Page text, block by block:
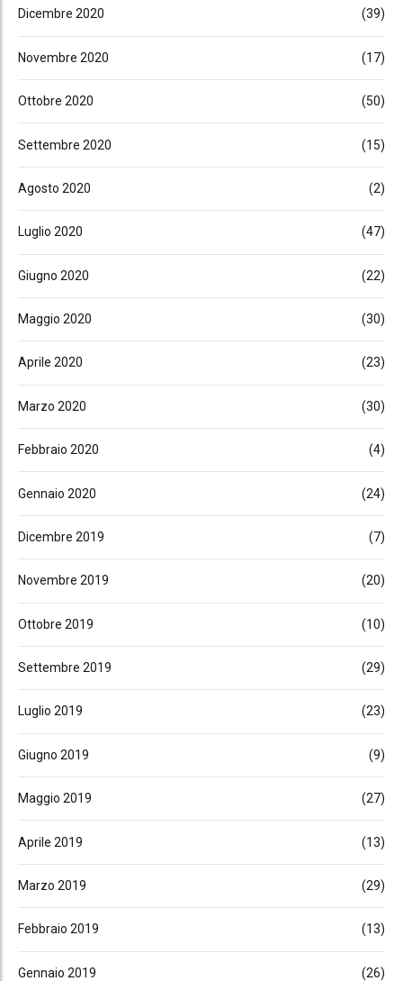
Dicembre 2020 (39)
Novembre 2020 (17)
Ottobre 2020 (50)
Settembre 2020 (15)
Agosto 2020 (2)
Luglio 2020 (47)
Giugno 2020 (22)
Maggio 2020 (30)
Aprile 2020 (23)
Marzo 2020 (30)
Febbraio 2020 (4)
Gennaio 2020 (24)
Dicembre 2019 (7)
Novembre 2019 (20)
Ottobre 2019 (10)
Settembre 2019 (29)
Luglio 2019 (23)
Giugno 2019 (9)
Maggio 2019 (27)
Aprile 2019 (13)
Marzo 2019 (29)
Febbraio 2019 (13)
Gennaio 2019 (26)